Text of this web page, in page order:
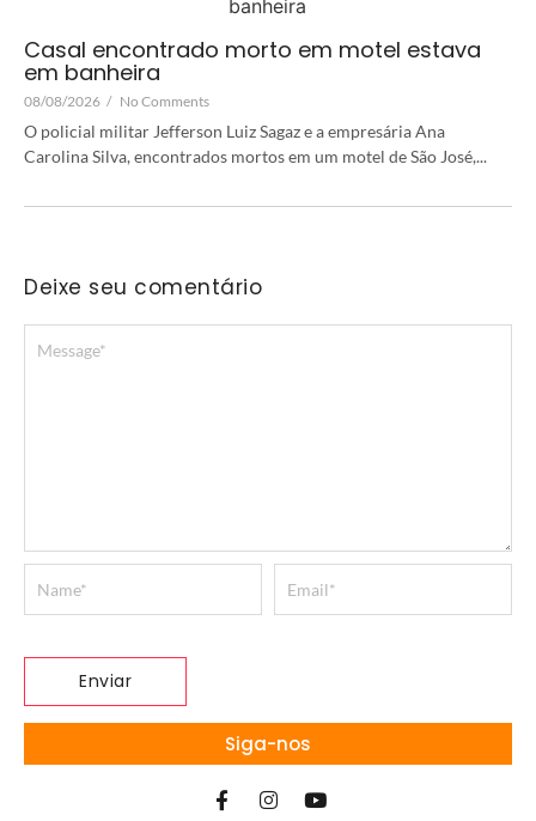
Casal encontrado morto em motel estava
em banheira
08/08/2026 / No Comments
O policial militar Jefferson Luiz Sagaz e a empresária Ana
Carolina Silva, encontrados mortos em um motel de São José,...
Deixe seu comentário
Siga-nos